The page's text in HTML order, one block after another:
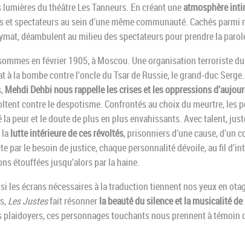
du théâtre Les Tanneurs. En créant uneatmosphère
et spectateurs au sein d’une même communauté. Cachés
déambulent au milieu des spectateurs pour prendre la
en février 1905, à Moscou. Une organisation terroriste
à la bombe contre l’oncle du Tsar de Russie, le grand-duc
Mehdi Dehbi nous rappelle les crises et les oppressions
contre le despotisme. Confrontés au choix du meurtre, les
la peur et le doute de plus en plus envahissants. Avec talent,
lutte intérieure de ces révoltés, prisonniers d’une cause,
par le besoin de justice, chaque personnalité dévoile, au fil
étouffées jusqu’alors par la haine.
les écrans nécessaires à la traduction tiennent nos yeux en
Les Justesfait résonnerla beauté du silence et la musicalité
plaidoyers, ces personnages touchants nous prennent à